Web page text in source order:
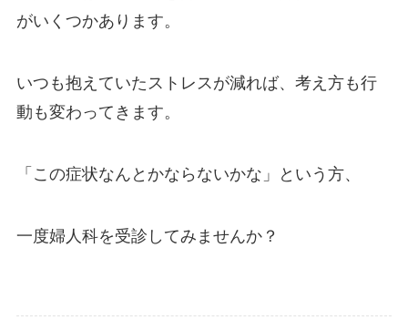
がいくつかあります。
いつも抱えていたストレスが減れば、考え方も行
動も変わってきます。
「この症状なんとかならないかな」という方、
一度婦人科を受診してみませんか？